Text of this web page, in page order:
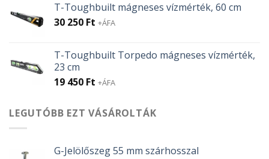
T-Toughbuilt mágneses vízmérték, 60 cm
30 250 Ft +ÁFA
T-Toughbuilt Torpedo mágneses vízmérték,
23 cm
19 450 Ft +ÁFA
LEGUTÓBB EZT VÁSÁROLTÁK
G-Jelölőszeg 55 mm szárhosszal